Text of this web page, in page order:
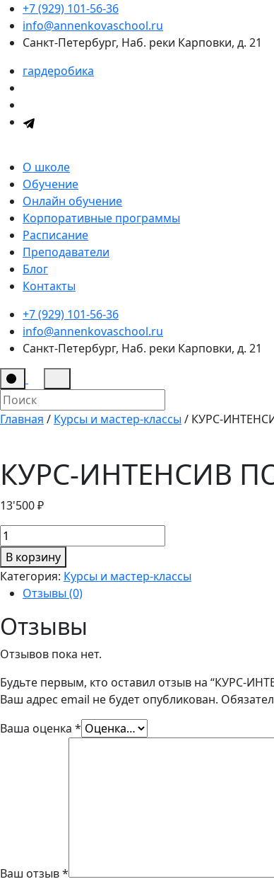
+7 (929) 101-56-36
info@annenkovaschool.ru
Санкт-Петербург, Наб. реки Карповки, д. 21
гардеробика
О школе
Обучение
Онлайн обучение
Корпоративные программы
Расписание
Преподаватели
Блог
Контакты
+7 (929) 101-56-36
info@annenkovaschool.ru
Санкт-Петербург, Наб. реки Карповки, д. 21
Главная / Курсы и мастер-классы / КУРС-
КУРС-ИНТЕНСИВ
13'500₽
Количество
товара
КУРС-
ИНТЕНСИВ
ПО
СТИЛЯМ
(три
занятия)
В корзину
Категория: Курсы и мастер-классы
Отзывы (0)
Отзывы
Отзывов пока нет.
Будьте первым, кто оставил отзыв на “КУРС-
Ваш адрес email не будет опубликован.
Ваша оценка *
Ваш отзыв*